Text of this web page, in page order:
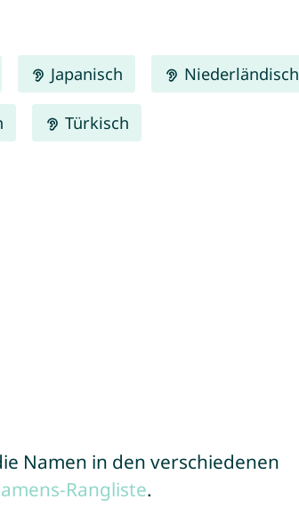
Japanisch Niederländisch
Türkisch
Namen in den verschiedenen
Rangliste.